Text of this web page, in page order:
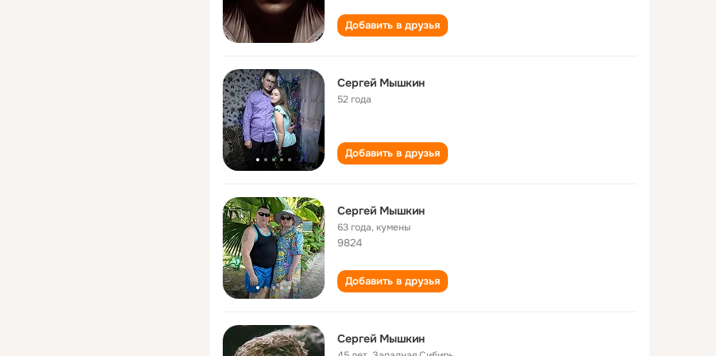
Добавить в друзья
Сергей Мышкин
52 года
Добавить в друзья
Сергей Мышкин
63 года,кумены
9824
Добавить в друзья
Сергей Мышкин